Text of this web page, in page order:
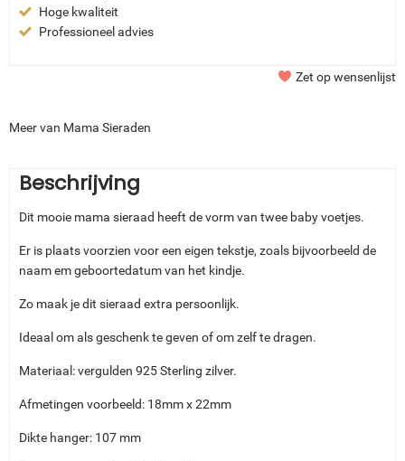
Hoge kwaliteit
Professioneel advies
Zet op wensenlijst
Meer van Mama Sieraden
Beschrijving
Dit mooie mama sieraad heeft de vorm van twee baby voetjes.
Er is plaats voorzien voor een eigen tekstje, zoals bijvoorbeeld de
naam em geboortedatum van het kindje.
Zo maak je dit sieraad extra persoonlijk.
Ideaal om als geschenk te geven of om zelf te dragen.
Materiaal: vergulden 925 Sterling zilver.
Afmetingen voorbeeld: 18mm x 22mm
Dikte hanger: 107 mm